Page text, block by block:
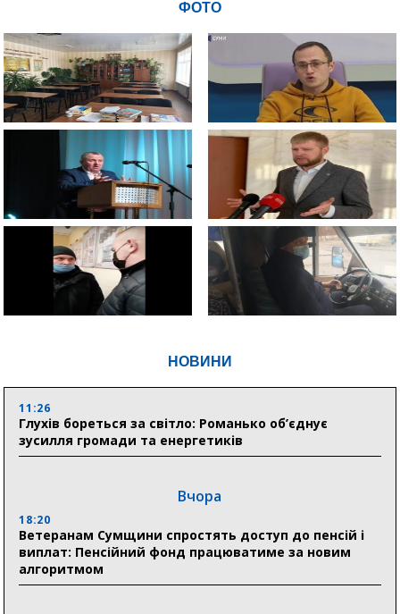
НОВИНИ
11:26
Глухів бореться за світло: Романько об’єднує
зусилля громади та енергетиків
Вчора
18:20
Ветеранам Сумщини спростять доступ до пенсій і
виплат: Пенсійний фонд працюватиме за новим
алгоритмом
ФОТО